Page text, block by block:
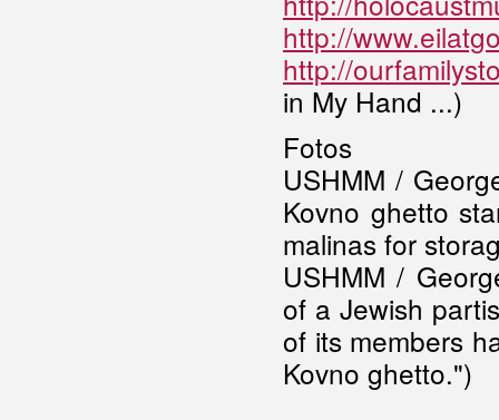
http://
http://
in My Hand ...)
Fotos
USHMM /
Kovno ghetto
malinas for
USHMM /
of a Jewish
of its members
Kovno ghetto.")